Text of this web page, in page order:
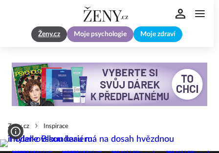
Ženy.cz Moje psychologie Moje zdraví
Zeny.cz Inspirace